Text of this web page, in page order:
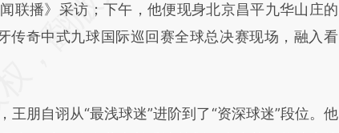
差。不代表财新观点和立场。推荐点击链接阅读原
联播》采访；下午，他便现身北京昌平九华山庄的
奇中式九球国际巡回赛全球总决赛现场，融入看
朋自诩从“最浅球迷”进阶到了“资深球迷”段位。他